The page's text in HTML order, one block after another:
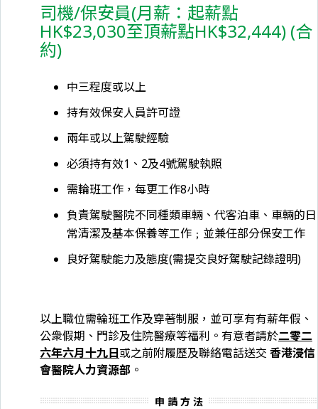
司機/保安員(月薪：起薪點
HK$23,030至頂薪點HK$32,444) (合
約)
中三程度或以上
持有效保安人員許可證
兩年或以上駕駛經驗
必須持有效1、2及4號駕駛執照
需輪班工作，每更工作8小時
負責駕駛醫院不同種類車輛、代客泊車、車輛的日
常清潔及基本保養等工作﹔並兼任部分保安工作
良好駕駛能力及態度(需提交良好駕駛記錄證明)
以上職位需輪班工作及穿著制服，並可享有有薪年假、
公衆假期、門診及住院醫療等福利。有意者請於二零二
六年六月十九日或之前附履歷及聯絡電話送交 香港浸信
會醫院人力資源部 。
申 請 方 法